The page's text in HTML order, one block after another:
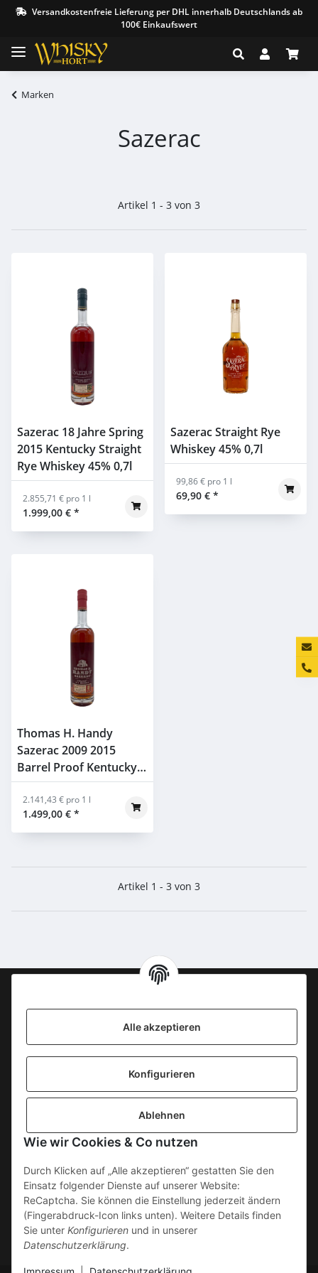
Alle akzeptieren
Konfigurieren
Ablehnen
Wie wir Cookies & Co nutzen
Durch Klicken auf „Alle akzeptieren“ gestatten Sie den
Einsatz folgender Dienste auf unserer Website:
ReCaptcha. Sie können die Einstellung jederzeit ändern
(Fingerabdruck-Icon links unten). Weitere Details finden
Sie unter Konfigurieren und in unserer
Datenschutzerklärung.
Versandkostenfreie Lieferung per DHL innerhalb Deutschlands ab
100€ Einkaufswert
Marken
Sazerac
Artikel 1 - 3 von 3
Sazerac 18 Jahre Spring
2015 Kentucky Straight
Rye Whiskey 45% 0,7l
1.999,00 € *
2.855,71 € pro 1 l
Sazerac Straight Rye
Whiskey 45% 0,7l
69,90 € *
99,86 € pro 1 l
Thomas H. Handy
Sazerac 2009 2015
Barrel Proof Kentucky
Straight Rye Whiskey
63,45% 0,7l
1.499,00 € *
2.141,43 € pro 1 l
Artikel 1 - 3 von 3
SICHERE ZAHLUNGSWEISEN
Gesetzliche Informationen